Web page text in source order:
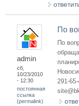
admin
сб,
10/23/2010
- 12:30
постоянная
ссылка
(permalink)
По
По
291-